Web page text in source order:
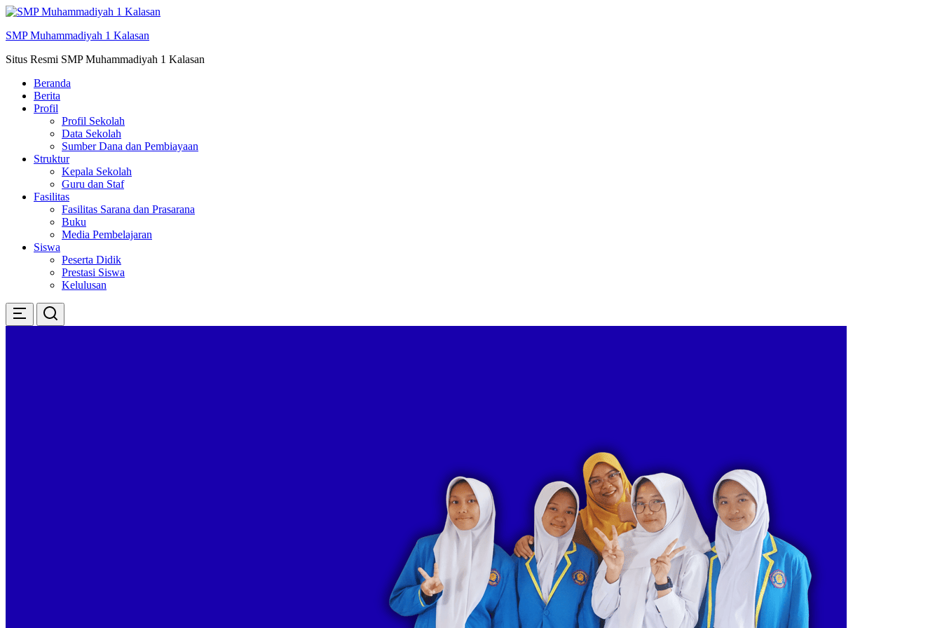
Skip
konten
SMP Muhammadiyah 1 Kalasan
Situs Resmi SMP Muhammadiyah 1 Kalasan
Beranda
Berita
Profil
Profil Sekolah
Data Sekolah
Sumber Dana dan Pembiayaan
Struktur
Kepala Sekolah
Guru dan Staf
Fasilitas
Fasilitas Sarana dan Prasarana
Buku
Media Pembelajaran
Siswa
Peserta Didik
Prestasi Siswa
Kelulusan